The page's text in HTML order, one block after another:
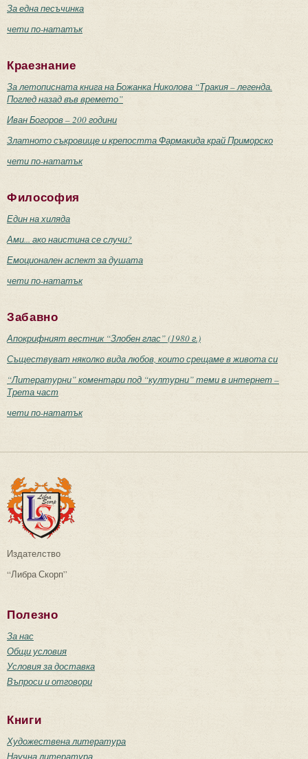
За една песъчинка
чети по-нататък
Краезнание
За летописната книга на Божанка Николова “Тракия – легенда.
Поглед назад във времето”
Иван Богоров – 200 години
Златното съкровище и крепостта Фармакида край Приморско
чети по-нататък
Философия
Един на хиляда
Ами... ако наистина се случи?
Емоционален аспект за душата
чети по-нататък
Забавно
Апокрифният вестник “Злобен глас” (1980 г.)
Съществуват няколко вида любов, които срещаме в живота си
“Литературни” коментари под “културни” теми в интернет –
Трета част
чети по-нататък
Издателство
“Либра Скорп”
Полезно
За нас
Общи условия
Условия за доставка
Въпроси и отговори
Книги
Художествена литература
Научна литература